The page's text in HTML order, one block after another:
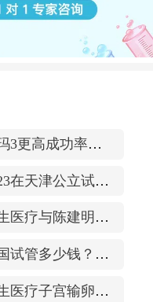
拉玛3更高成功率的保障——泰国超强实验室
2023在天津公立试管医院排名，附带费用明细
花生医疗与陈建明教授达成战略合作，共促精准保胎事业发展
泰国试管多少钱？收费包含什么项目？不成功能退款？
花生医疗子宫输卵管造影中心